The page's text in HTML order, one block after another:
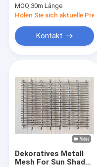
oder Aluminium
MOQ:30m Länge
Holen Sie sich aktuelle Preis
Kontakt
Dekoratives Metall
Mesh For Sun Shade